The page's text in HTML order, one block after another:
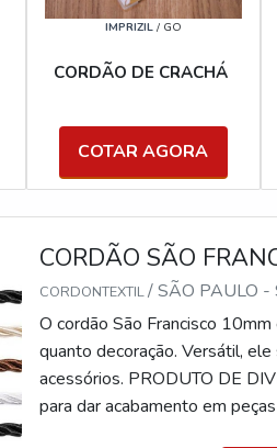
IMPRIZIL/ GO
CORDÃO DE CRACHÁ
COTAR AGORA
CORDÃO SÃO
CORDONTEXTIL/ SÃO PAULO -
O cordão São Francisco
quanto decoração. Versátil,
acessórios. PRODUTO DE
para dar acabamento em